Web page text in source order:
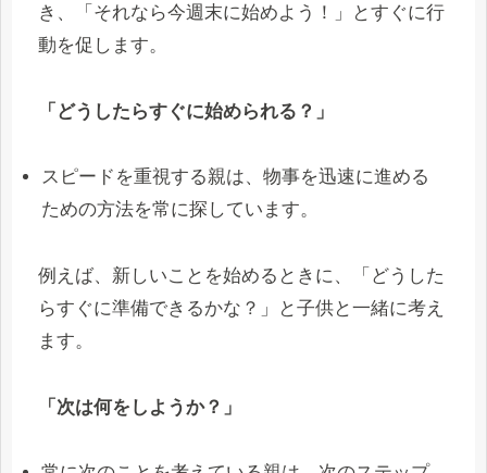
き、「それなら今週末に始めよう！」とすぐに行
動を促します。
「どうしたらすぐに始められる？」
スピードを重視する親は、物事を迅速に進める
ための方法を常に探しています。
例えば、新しいことを始めるときに、「どうした
らすぐに準備できるかな？」と子供と一緒に考え
ます。
「次は何をしようか？」